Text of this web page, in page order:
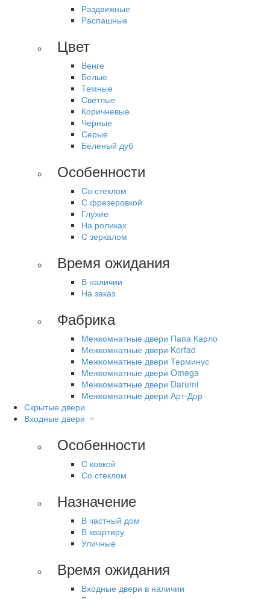
Раздвижные
Распашные
Цвет
Венге
Белые
Темные
Светлые
Коричневые
Черные
Серые
Беленый дуб
Особенности
Со стеклом
С фрезеровкой
Глухие
На роликах
С зеркалом
Время ожидания
В наличии
На заказ
Фабрика
Межкомнатные двери Папа Карло
Межкомнатные двери Korfad
Межкомнатные двери Терминус
Межкомнатные двери Omega
Межкомнатные двери Darumi
Межкомнатные двери Арт-Дор
Скрытые двери
Входные двери
Особенности
С ковкой
Со стеклом
Назначение
В частный дом
В квартиру
Уличные
Время ожидания
Входные двери в наличии